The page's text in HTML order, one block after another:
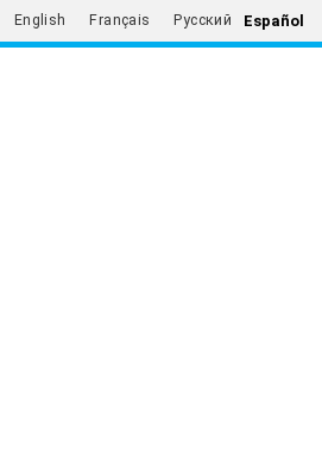
English Français Русский Español